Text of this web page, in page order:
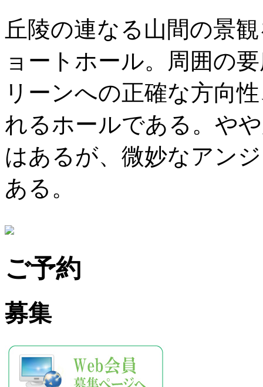
丘陵の連なる山間の景
ョートホール。周囲の
リーンへの正確な方向
れるホールである。や
はあるが、微妙なアン
ある。
ご予約
募集